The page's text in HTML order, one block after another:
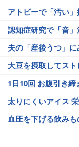
アトピーで「汚い
認知症研究で「音
夫の「産後うつ」
大豆を摂取してス
1日10回 お腹引き
太りにくいアイス
血圧を下げる飲み